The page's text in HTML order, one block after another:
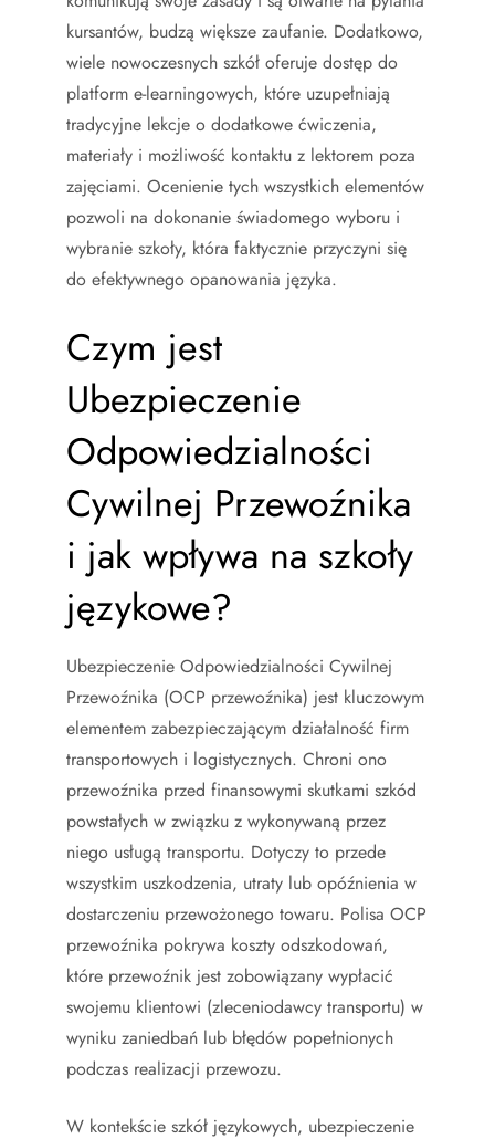
kursantów, budzą większe zaufanie. Dodatkowo,
wiele nowoczesnych szkół oferuje dostęp do
platform e-learningowych, które uzupełniają
tradycyjne lekcje o dodatkowe ćwiczenia,
materiały i możliwość kontaktu z lektorem poza
zajęciami. Ocenienie tych wszystkich elementów
pozwoli na dokonanie świadomego wyboru i
wybranie szkoły, która faktycznie przyczyni się
do efektywnego opanowania języka.
Czym jest
Ubezpieczenie
Odpowiedzialności
Cywilnej Przewoźnika
i jak wpływa na szkoły
językowe?
Ubezpieczenie Odpowiedzialności Cywilnej
Przewoźnika (OCP przewoźnika) jest kluczowym
elementem zabezpieczającym działalność firm
transportowych i logistycznych. Chroni ono
przewoźnika przed finansowymi skutkami szkód
powstałych w związku z wykonywaną przez
niego usługą transportu. Dotyczy to przede
wszystkim uszkodzenia, utraty lub opóźnienia w
dostarczeniu przewożonego towaru. Polisa OCP
przewoźnika pokrywa koszty odszkodowań,
które przewoźnik jest zobowiązany wypłacić
swojemu klientowi (zleceniodawcy transportu) w
wyniku zaniedbań lub błędów popełnionych
podczas realizacji przewozu.
W kontekście szkół językowych, ubezpieczenie